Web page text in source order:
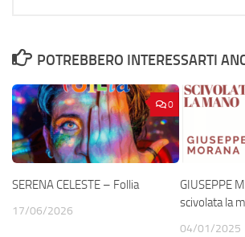
POTREBBERO INTERESSARTI
0
SERENA CELESTE – Follia
17/06/2026
GIUSEPPE
scivolata la
04/01/2025